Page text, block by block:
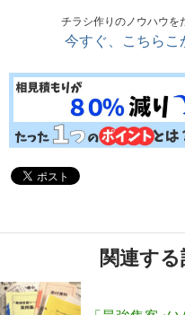
チラシ作りのノウハウを
今すぐ、こちら
関連す